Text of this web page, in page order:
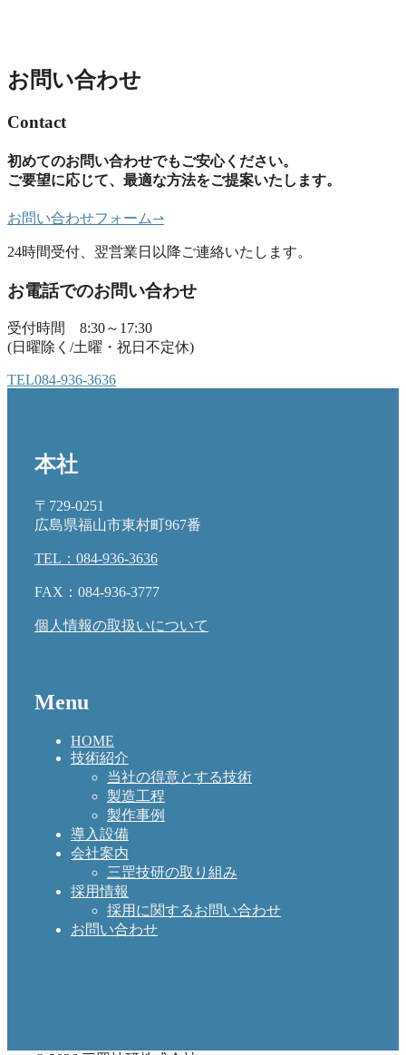
お問い合わせ
Contact
初めてのお問い合わせでもご安心ください。
ご要望に応じて、最適な方法をご提案いたします。
お問い合わせフォーム⇀
24時間受付、翌営業日以降ご連絡いたします。
お電話でのお問い合わせ
受付時間 8:30～17:30
(日曜除く/土曜・祝日不定休)
TEL084-936-3636
本社
〒729-0251
広島県福山市東村町967番
TEL：084-936-3636
FAX：084-936-3777
個人情報の取扱いについて
Menu
HOME
技術紹介
当社の得意とする技術
製造工程
製作事例
導入設備
会社案内
三罡技研の取り組み
採用情報
採用に関するお問い合わせ
お問い合わせ